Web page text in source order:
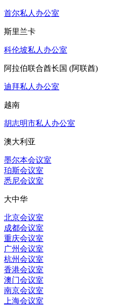
首尔私人办公室
斯里兰卡
科伦坡私人办公室
阿拉伯联合酋长国 (阿联酋)
迪拜私人办公室
越南
胡志明市私人办公室
澳大利亚
墨尔本会议室
珀斯会议室
悉尼会议室
大中华
北京会议室
成都会议室
重庆会议室
广州会议室
杭州会议室
香港会议室
澳门会议室
南京会议室
上海会议室